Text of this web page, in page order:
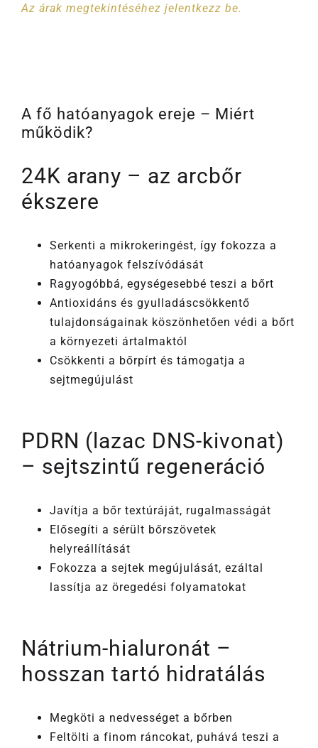
Az árak megtekintéséhez jelentkezz be.
A fő hatóanyagok ereje – Miért
működik?
24K arany – az arcbőr
ékszere
Serkenti a mikrokeringést, így fokozza a
hatóanyagok felszívódását
Ragyogóbbá, egységesebbé teszi a bőrt
Antioxidáns és gyulladáscsökkentő
tulajdonságainak köszönhetően védi a bőrt
a környezeti ártalmaktól
Csökkenti a bőrpírt és támogatja a
sejtmegújulást
PDRN (lazac DNS-kivonat)
– sejtszintű regeneráció
Javítja a bőr textúráját, rugalmasságát
Elősegíti a sérült bőrszövetek
helyreállítását
Fokozza a sejtek megújulását, ezáltal
lassítja az öregedési folyamatokat
Nátrium-hialuronát –
hosszan tartó hidratálás
Megköti a nedvességet a bőrben
Feltölti a finom ráncokat, puhává teszi a